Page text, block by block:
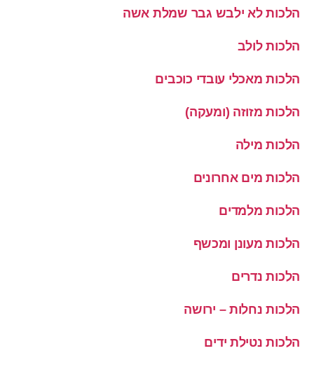
הלכות לא ילבש גבר שמלת אשה
הלכות לולב
הלכות מאכלי עובדי כוכבים
הלכות מזוזה (ומעקה)
הלכות מילה
הלכות מים אחרונים
הלכות מלמדים
הלכות מעונן ומכשף
הלכות נדרים
הלכות נחלות – ירושה
הלכות נטילת ידים